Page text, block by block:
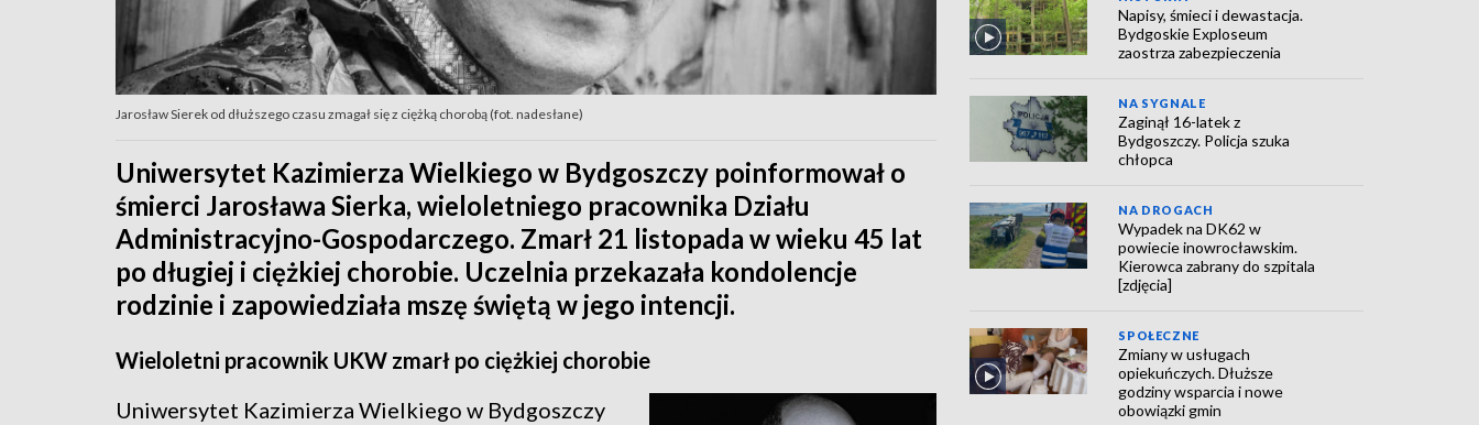
Jarosław Sierek od dłuższego czasu zmagał się z ciężką chorobą (fot. nadesłane)
Uniwersytet Kazimierza Wielkiego w Bydgoszczy poinformował o
śmierci Jarosława Sierka, wieloletniego pracownika Działu
Administracyjno-Gospodarczego. Zmarł 21 listopada w wieku 45 lat
po długiej i ciężkiej chorobie. Uczelnia przekazała kondolencje
rodzinie i zapowiedziała mszę świętą w jego intencji.
Wieloletni pracownik UKW zmarł po ciężkiej chorobie
Uniwersytet Kazimierza Wielkiego w Bydgoszczy
Napisy, śmieci i dewastacja.
Bydgoskie Exploseum
zaostrza zabezpieczenia
NA SYGNALE
Zaginął 16-latek z
Bydgoszczy. Policja szuka
chłopca
NA DROGACH
Wypadek na DK62 w
powiecie inowrocławskim.
Kierowca zabrany do szpitala
[zdjęcia]
SPOŁECZNE
Zmiany w usługach
opiekuńczych. Dłuższe
godziny wsparcia i nowe
obowiązki gmin